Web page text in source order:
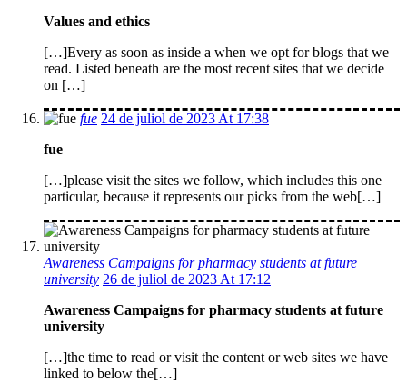
Values and ethics
[…]Every as soon as inside a when we opt for blogs that we
read. Listed beneath are the most recent sites that we decide
on […]
fue 24 de juliol de 2023 At 17:38
fue
[…]please visit the sites we follow, which includes this one
particular, because it represents our picks from the web[…]
Awareness Campaigns for pharmacy students at future
university 26 de juliol de 2023 At 17:12
Awareness Campaigns for pharmacy students at future
university
[…]the time to read or visit the content or web sites we have
linked to below the[…]